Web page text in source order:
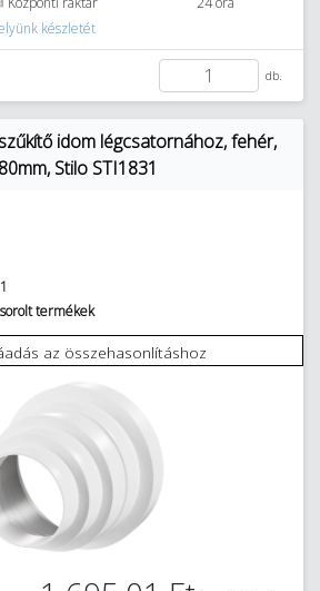
készletét
db.
idom légcsatornához, fehér,
Stilo STI1831
termékek
az összehasonlításhoz